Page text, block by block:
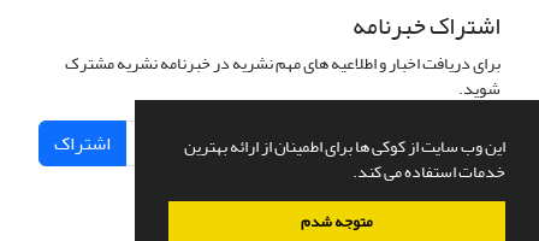
این وب سایت از کوکی ها برای اطمینان از ارائه بهترین
خدمات استفاده می کند.
متوجه شدم
اشتراک خبرنامه
برای دریافت اخبار و اطلاعیه های مهم نشریه در خبرنامه نشریه مشترک
شوید.
اشتراک